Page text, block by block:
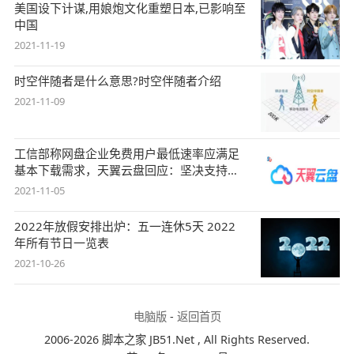
美国设下计谋,用娘炮文化重塑日本,已影响至
中国
2021-11-19
时空伴随者是什么意思?时空伴随者介绍
2021-11-09
工信部称网盘企业免费用户最低速率应满足
基本下载需求，天翼云盘回应：坚决支持，
始终
2021-11-05
2022年放假安排出炉：五一连休5天 2022
年所有节日一览表
2021-10-26
电脑版- 返回首页
2006-2026 脚本之家 JB51.Net , All Rights Reserved.